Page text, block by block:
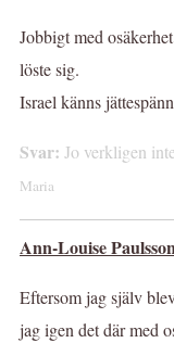
Jobbigt med
löste sig.
Israel känns
Svar: Jo verkligen
Maria
Ann-Louise
Eftersom jag själv
jag igen det där med